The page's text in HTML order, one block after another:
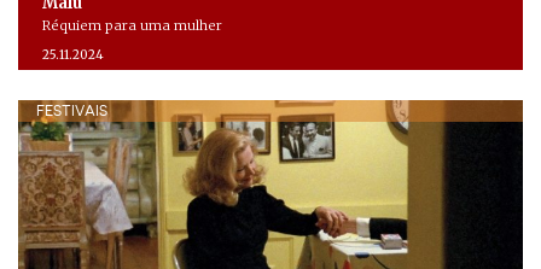
Réquiem para uma mulher
25.11.2024
FESTIVAIS